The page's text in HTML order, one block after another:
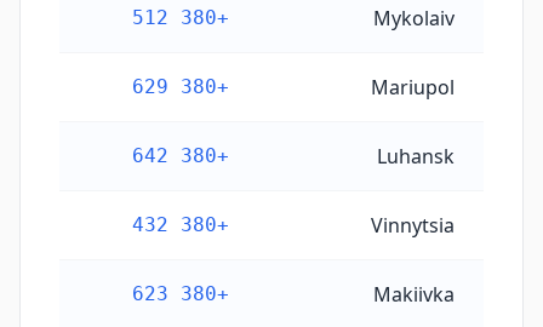
Mykolaiv
+380 512
Mariupol
+380 629
Luhansk
+380 642
Vinnytsia
+380 432
Makiivka
+380 623